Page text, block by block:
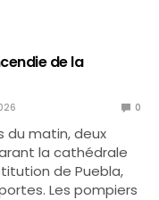
de la
0
du matin, deux
la cathédrale
de Puebla,
Les pompiers